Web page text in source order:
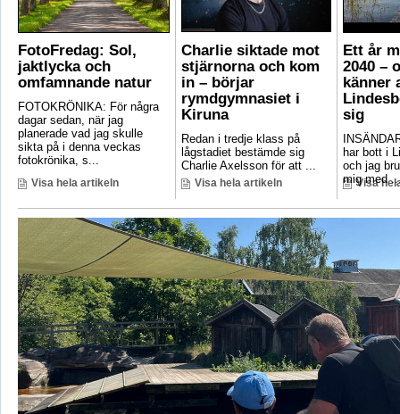
FotoFredag: Sol,
jaktlycka och
omfamnande natur
FOTOKRÖNIKA: För några
dagar sedan, när jag
planerade vad jag skulle
sikta på i denna veckas
fotokrönika, s...
Visa hela artikeln
Charlie siktade mot
stjärnorna och kom
in – börjar
rymdgymnasiet i
Kiruna
Redan i tredje klass på
lågstadiet bestämde sig
Charlie Axelsson för att ...
Visa hela artikeln
Ett år
2040 –
känner
sig
har bott i
och jag
mig med
Visa